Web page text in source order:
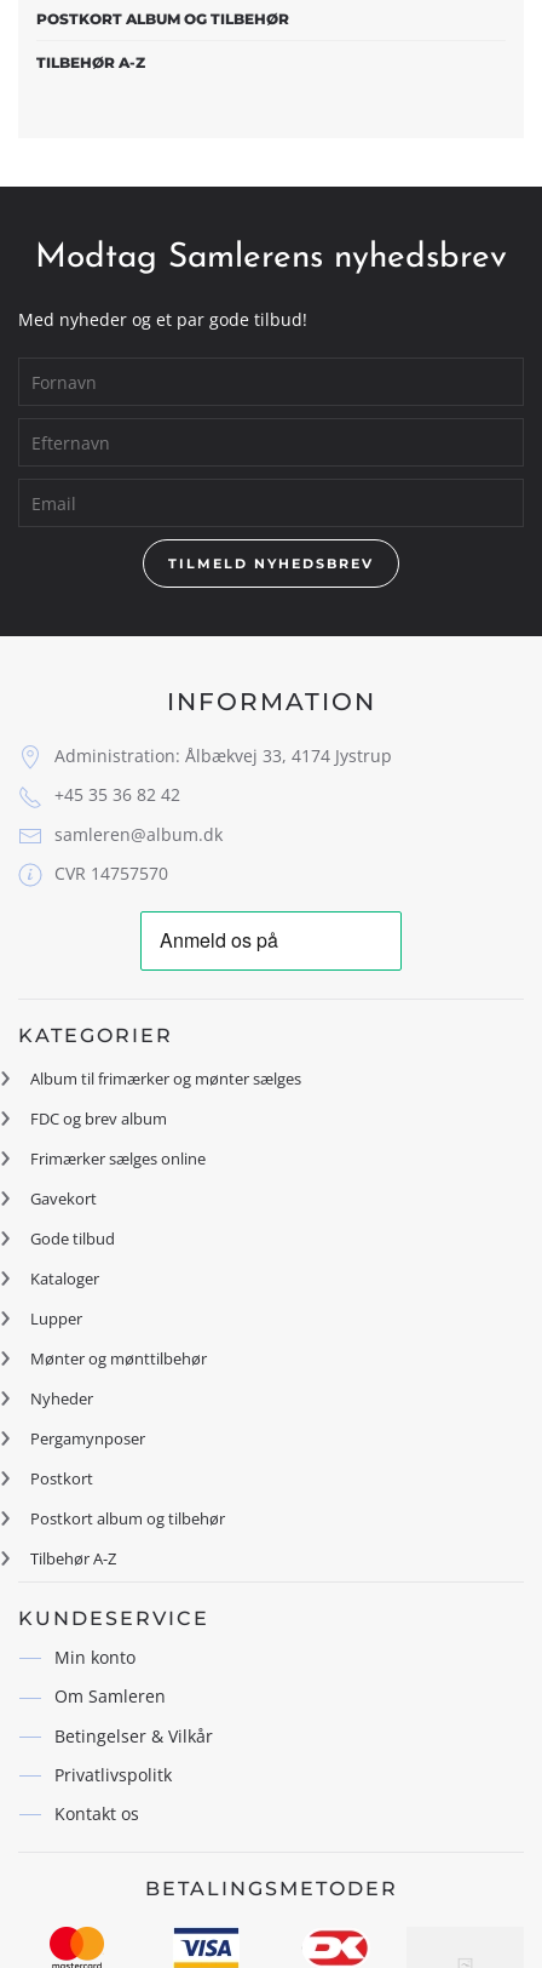
POSTKORT ALBUM OG TILBEHØR
TILBEHØR A-Z
Modtag Samlerens nyhedsbrev
Med nyheder og et par gode tilbud!
TILMELD NYHEDSBREV
INFORMATION
Administration: Ålbækvej 33, 4174 Jystrup
+45 35 36 82 42
samleren@album.dk
CVR 14757570
KATEGORIER
Album til frimærker og mønter sælges
FDC og brev album
Frimærker sælges online
Gavekort
Gode tilbud
Kataloger
Lupper
Mønter og mønttilbehør
Nyheder
Pergamynposer
Postkort
Postkort album og tilbehør
Tilbehør A-Z
KUNDESERVICE
Min konto
Om Samleren
Betingelser & Vilkår
Privatlivspolitk
Kontakt os
BETALINGSMETODER